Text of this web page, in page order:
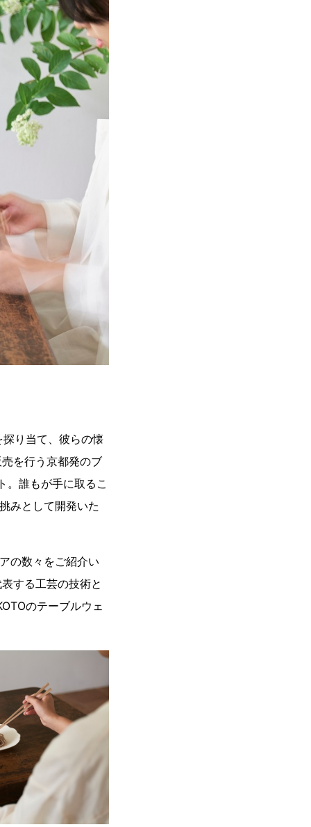
り当て、彼らの懐
を行う京都発のブ
誰もが手に取るこ
みとして開発いた
の数々をご紹介い
する工芸の技術と
のテーブルウェ